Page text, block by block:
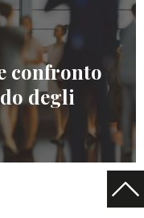
confronto
degli